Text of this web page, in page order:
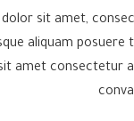
sit amet,
aliquam
amet consectetur